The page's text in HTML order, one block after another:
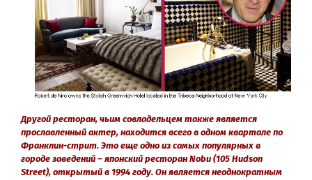
Другой ресторан, чьим совладельцем также является
прославленный актер, находится всего в одном квартале по
Франклин-стрит. Это еще одно из самых популярных в
городе заведений – японский ресторан Nobu (105 Hudson
Street), открытый в 1994 году. Он является неоднократным